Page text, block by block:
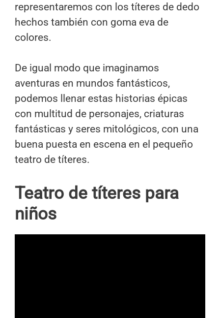
representaremos con los títeres de dedo
hechos también con goma eva de
colores.
De igual modo que imaginamos
aventuras en mundos fantásticos,
podemos llenar estas historias épicas
con multitud de personajes, criaturas
fantásticas y seres mitológicos, con una
buena puesta en escena en el pequeño
teatro de títeres.
Teatro de títeres para
niños